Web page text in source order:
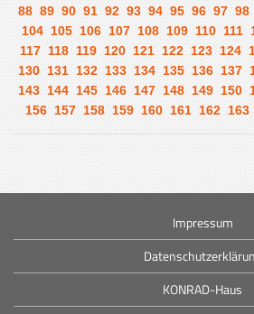
88 89 90 91 92 93 94 95 96 97 98
104 105 106 107 108 109 110 111
117 118 119 120 121 122 123 124
130 131 132 133 134 135 136 137
143 144 145 146 147 148 149 150
156 157 158 159 160 161 162 163
Impressum
KONRAD-Haus